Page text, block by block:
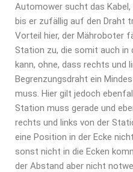
Automower sucht das Kabel,
bis er zufällig auf den Draht
Vorteil hier, der Mähroboter
Station zu, die somit auch in
kann, ohne, dass rechts und
Begrenzungsdraht ein
muss. Hier gilt jedoch
Station muss gerade und
rechts und links von der
eine Position in der Ecke
sonst nicht in die Ecken
der Abstand aber nicht